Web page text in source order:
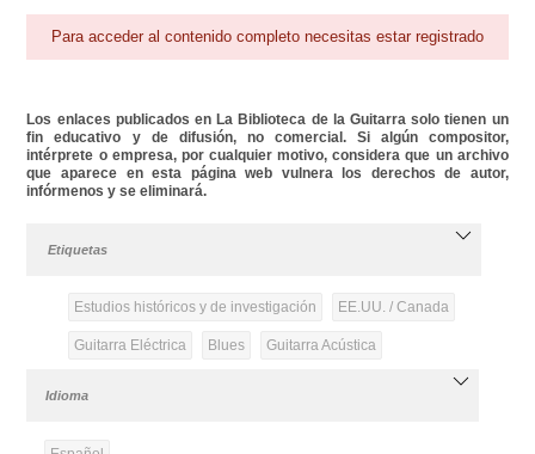
Para acceder al contenido completo necesitas estar registrado
Los enlaces publicados en La Biblioteca de la Guitarra solo tienen un
fin educativo y de difusión, no comercial. Si algún compositor,
intérprete o empresa, por cualquier motivo, considera que un archivo
que aparece en esta página web vulnera los derechos de autor,
infórmenos y se eliminará.
Etiquetas
Estudios históricos y de investigación EE.UU. / Canada
Guitarra Eléctrica Blues Guitarra Acústica
Idioma